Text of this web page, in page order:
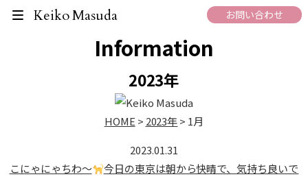
Keiko Masuda お問い合わせ
Information
2023年
HOME > 2023年> 1月
2023.01.31
こにゃにゃちわ〜
今日の東京は朝から快晴で、気持ち良いで